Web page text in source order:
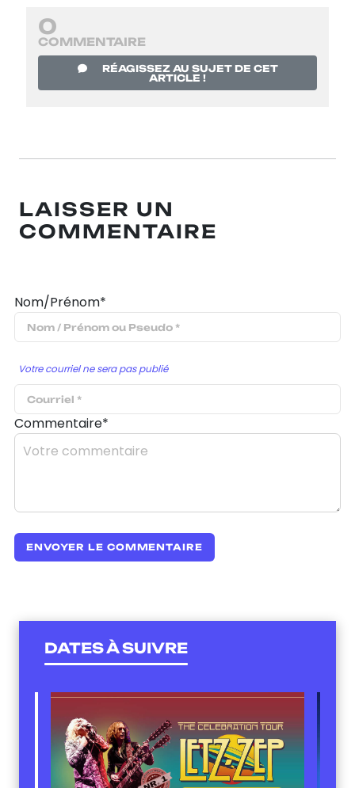
0
COMMENTAIRE
RÉAGISSEZ AU SUJET DE CET
ARTICLE !
LAISSER UN
COMMENTAIRE
Nom/Prénom*
Votre courriel ne sera pas publié
Commentaire*
DATES À SUIVRE